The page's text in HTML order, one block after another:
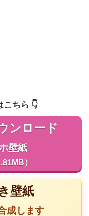
こちら 👇️
ンロード
壁紙
）
壁紙
成します